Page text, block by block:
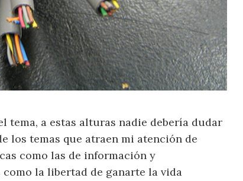
tema, a estas alturas nadie debería dudar
los temas que atraen mi atención de
como las de información y
la libertad de ganarte la vida